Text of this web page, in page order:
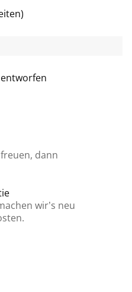
dann
wir’s neu
entworfen